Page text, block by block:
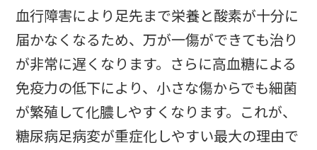
血行障害により足先まで栄養と酸素が十分に
届かなくなるため、万が一傷ができても治り
が非常に遅くなります。さらに高血糖による
免疫力の低下により、小さな傷からでも細菌
が繁殖して化膿しやすくなります。これが、
糖尿病足病変が重症化しやすい最大の理由で